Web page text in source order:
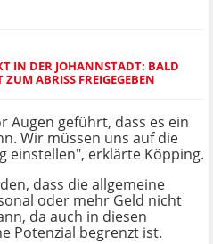
IN DER JOHANNSTADT: BALD
ABRISS FREIGEGEBEN
Augen geführt, dass es ein
Wir müssen uns auf die
einstellen", erklärte Köpping.
dass die allgemeine
oder mehr Geld nicht
da auch in diesen
Potenzial begrenzt ist.